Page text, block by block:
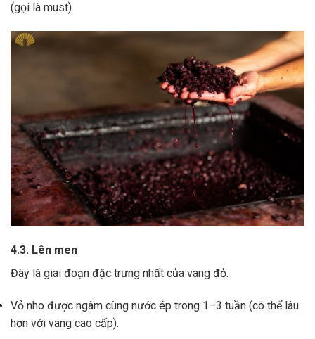
(gọi là must).
4.3. Lên men
Đây là giai đoạn đặc trưng nhất của vang đỏ.
Vỏ nho được ngâm cùng nước ép trong 1–3 tuần (có thể lâu
hơn với vang cao cấp).